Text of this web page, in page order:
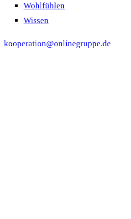
Wohlfühlen
Wissen
kooperation@onlinegruppe.de